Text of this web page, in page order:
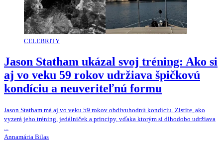
CELEBRITY
Jason Statham ukázal svoj tréning: Ako si
aj vo veku 59 rokov udržiava špičkovú
kondíciu a neuveriteľnú formu
Jason Statham má aj vo veku 59 rokov obdivuhodnú kondíciu. Zistite, ako
vyzerá jeho tréning, jedálniček a princípy, vďaka ktorým si dlhodobo udržiava
Annamária Bilas